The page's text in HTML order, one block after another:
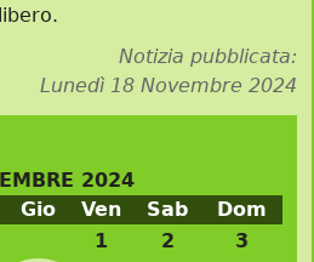
Notizia pubblicata:
Lunedì 18 Novembre 2024
2024
Gio Ven Sab
Dom
1
2
3